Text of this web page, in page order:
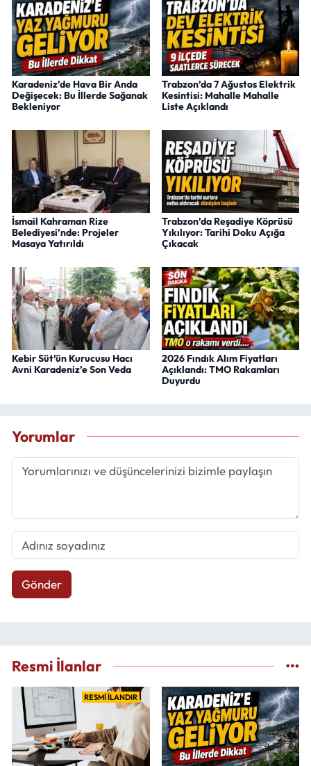
Karadeniz’de Hava Bir Anda
Değişecek: Bu İllerde Sağanak
Bekleniyor
Trabzon’da 7 Ağustos Elektrik
Kesintisi: Mahalle Mahalle
Liste Açıklandı
İsmail Kahraman Rize
Belediyesi’nde: Projeler
Masaya Yatırıldı
Trabzon’da Reşadiye Köprüsü
Yıkılıyor: Tarihi Doku Açığa
Çıkacak
Kebir Süt’ün Kurucusu Hacı
Avni Karadeniz’e Son Veda
2026 Fındık Alım Fiyatları
Açıklandı: TMO Rakamları
Duyurdu
Yorumlar
Gönder
Resmi İlanlar
RESMİ İLANDIR